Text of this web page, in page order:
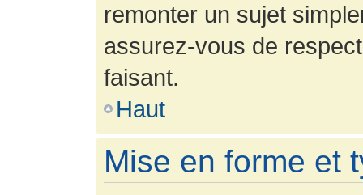
remonter un sujet
assurez-vous de
faisant.
Haut
Mise en forme et